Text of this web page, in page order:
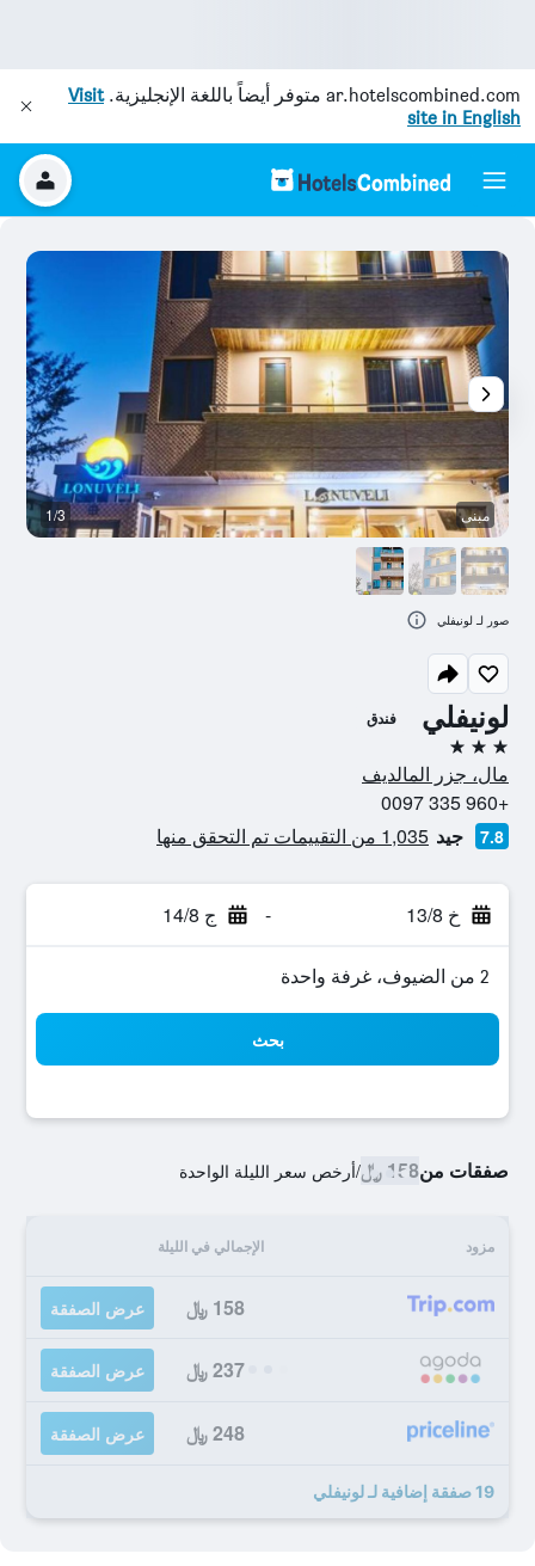
ar.hotelscombined.com متوفر أيضاً باللغة الإنجليزية.Visit
site in English
لونيفلي فندق
3 نجوم
مال، جزر المالديف
+960 335 0097
7.8 جيد 1,035 من التقييمات تم التحقق منها
خ 13/8 - ج 14/8
2 من الضيوف، غرفة واحدة
بحث
صفقات من158 ﷼ /أرخص سعر الليلة الواحدة
مزود الإجمالي في الليلة
158 ﷼ عرض الصفقة
237 ﷼ عرض الصفقة
248 ﷼ عرض الصفقة
19 صفقة إضافية لـ لونيفلي
مبنى 1/3
صور لـ لونيفلي